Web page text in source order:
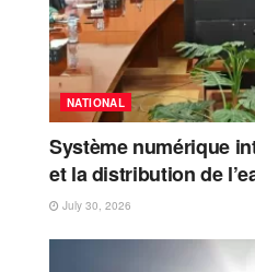
NATIONAL
Système numérique
et la distribution de
July 30, 2026